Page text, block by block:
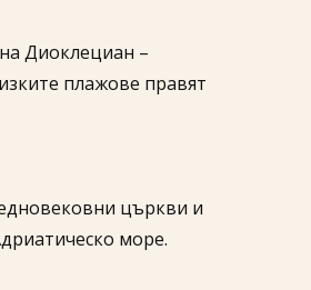
Диоклециан –
плажове правят
църкви и
море.